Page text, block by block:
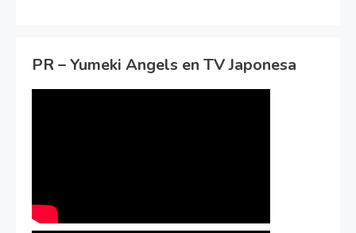
PR – Yumeki Angels en TV Japonesa